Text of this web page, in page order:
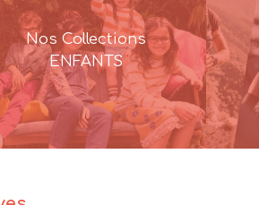
Nos Collections
ENFANTS